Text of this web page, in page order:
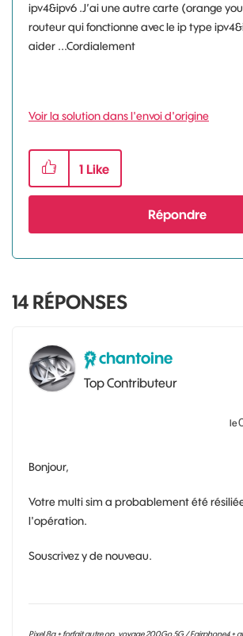
ipv4&ipv6 .J’ai une autre carte (orange
routeur qui fonctionne avec le ip type
aider ...Cordialement
Voir la solution dans l'envoi d'origine
1 Like
Répondre
14 RÉPONSES
chantoine
Top Contributeur
le
Bonjour,
Votre multi sim a probablement été
l'opération.
Souscrivez y de nouveau.
Pixel 8a + forfait autre op. voyage 200Go 5G / Fairphone4 +